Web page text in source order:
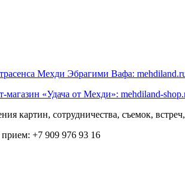
Мехди Эбрагими Вафа:
«Удача от Мехди»: mehdiland-
картин, сотрудничества, съемок,
+7 909 976 93 16